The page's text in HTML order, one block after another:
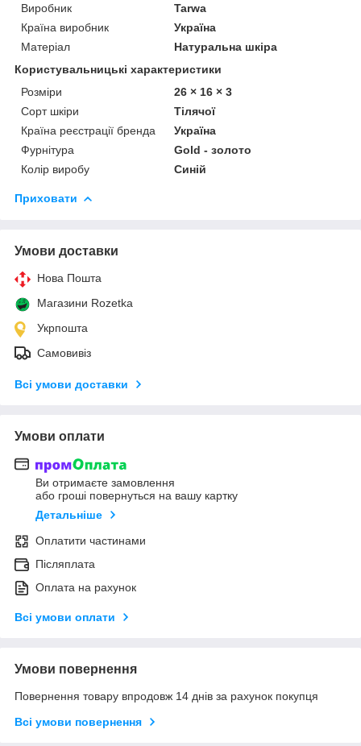
Виробник
Tarwa
Країна виробник
Україна
Матеріал
Натуральна шкіра
Користувальницькі характеристики
Розміри
26 × 16 × 3
Сорт шкіри
Тілячої
Країна реєстрації бренда
Україна
Фурнітура
Gold - золото
Колір виробу
Синій
Приховати
Умови доставки
Нова Пошта
Магазини Rozetka
Укрпошта
Самовивіз
Всі умови доставки
Умови оплати
Ви отримаєте замовлення
або гроші повернуться на вашу картку
Детальніше
Оплатити частинами
Післяплата
Оплата на рахунок
Всі умови оплати
Умови повернення
Повернення товару впродовж 14 днів за рахунок покупця
Всі умови повернення